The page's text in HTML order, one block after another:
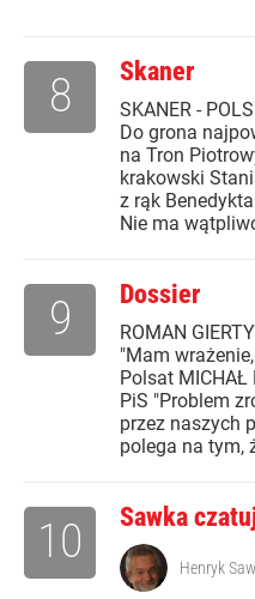
Skaner
SKANER -
Do grona
na Tron
krakowski
z rąk
Nie ma
8
Dossier
ROMAN
"Mam
Polsat
PiS "Problem
przez naszych
polega na tym,
9
Sawka
10 Henryk